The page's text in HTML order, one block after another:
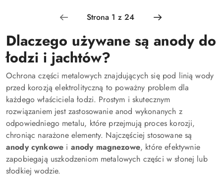
Dlaczego używane są anody do
łodzi i jachtów?
Ochrona części metalowych znajdujących się pod linią wody
przed korozją elektrolityczną to poważny problem dla
każdego właściciela łodzi. Prostym i skutecznym
rozwiązaniem jest zastosowanie anod wykonanych z
odpowiedniego metalu, które przejmują proces korozji,
chroniąc narażone elementy. Najczęściej stosowane są
anody cynkowe i anody magnezowe, które efektywnie
zapobiegają uszkodzeniom metalowych części w słonej lub
słodkiej wodzie.